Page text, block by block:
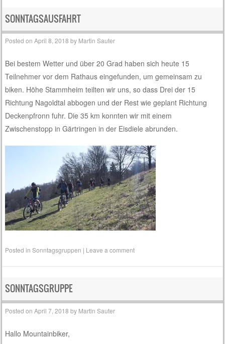
SONNTAGSAUSFAHRT
Posted onApril 8, 2018 by Martin Sauter
Bei bestem Wetter und über 20 Grad haben sich heute 15
Teilnehmer vor dem Rathaus eingefunden, um gemeinsam zu
biken. Höhe Stammheim teilten wir uns, so dass Drei der 15
Richtung Nagoldtal abbogen und der Rest wie geplant Richtung
Deckenpfronn fuhr. Die 35 km konnten wir mit einem
Zwischenstopp in Gärtringen in der Eisdiele abrunden.
Posted inSonntagsgruppen | Leave a comment
SONNTAGSGRUPPE
Posted onApril 7, 2018 by Martin Sauter
Hallo Mountainbiker,